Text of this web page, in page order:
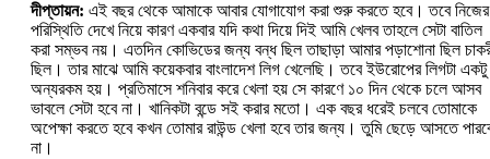
দীপ্তায়ন: এই বছর থেকে আমাকে আবার যোগাযোগ করা শুরু করতে হবে। তবে নিজের
পরিস্থিতি দেখে নিয়ে কারণ একবার যদি কথা দিয়ে দিই আমি খেলব তাহলে সেটা বাতিল
করা সম্ভব নয়। এতদিন কোভিডের জন্য বন্ধ ছিল তাছাড়া আমার পড়াশোনা ছিল
ছিল। তার মাঝে আমি কয়েকবার বাংলাদেশ ‌লিগ খেলেছি। তবে ইউরোপের লিগটা একটু
অন্যরকম হয়। প্রতিমাসে শনিবার করে খেলা হয় সে কারণে ১০ দিন থেকে চলে আসব
ভাবলে সেটা হবে না। খানিকটা বন্ডে সই করার মতো। এক বছর ধরেই চলবে তোমাকে
অপেক্ষা করতে হবে কখন তোমার রাউন্ড খেলা হবে তার জন্য। তুমি ছেড়ে আসতে
না।